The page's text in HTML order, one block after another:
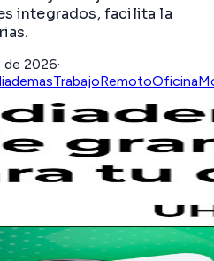
integrados, facilita la
de 2026·
TrabajoRemoto